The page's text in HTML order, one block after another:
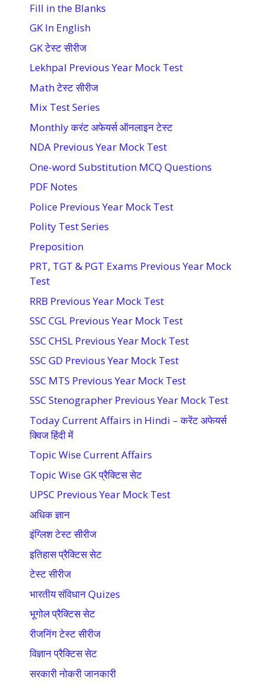
Fill in the Blanks
GK In English
GK टेस्ट सीरीज
Lekhpal Previous Year Mock Test
Math टेस्ट सीरीज
Mix Test Series
Monthly करंट अफेयर्स ऑनलाइन टेस्ट
NDA Previous Year Mock Test
One-word Substitution MCQ Questions
PDF Notes
Police Previous Year Mock Test
Polity Test Series
Preposition
PRT, TGT & PGT Exams Previous Year Mock
Test
RRB Previous Year Mock Test
SSC CGL Previous Year Mock Test
SSC CHSL Previous Year Mock Test
SSC GD Previous Year Mock Test
SSC MTS Previous Year Mock Test
SSC Stenographer Previous Year Mock Test
Today Current Affairs in Hindi – करेंट अफेयर्स
क्विज हिंदी में
Topic Wise Current Affairs
Topic Wise GK प्रैक्टिस सेट
UPSC Previous Year Mock Test
अधिक ज्ञान
इंग्लिश टेस्ट सीरीज
इतिहास प्रैक्टिस सेट
टेस्ट सीरीज
भारतीय संविधान Quizes
भूगोल प्रैक्टिस सेट
रीजनिंग टेस्ट सीरीज
विज्ञान प्रैक्टिस सेट
सरकारी नोकरी जानकारी